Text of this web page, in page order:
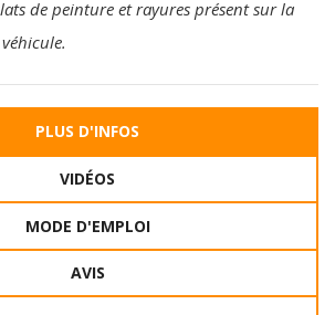
de peinture et rayures présent sur la
PLUS D'INFOS
VIDÉOS
MODE D'EMPLOI
AVIS